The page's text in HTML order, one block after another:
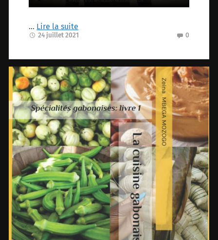
… Lire la suite
24 juillet 2021 0